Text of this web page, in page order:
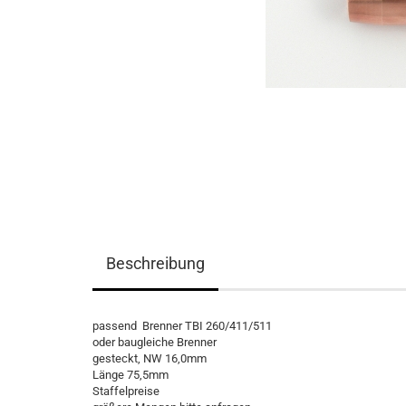
Beschreibung
passend Brenner TBI 260/411/511
oder baugleiche Brenner
gesteckt, NW 16,0mm
Länge 75,5mm
Staffelpreise